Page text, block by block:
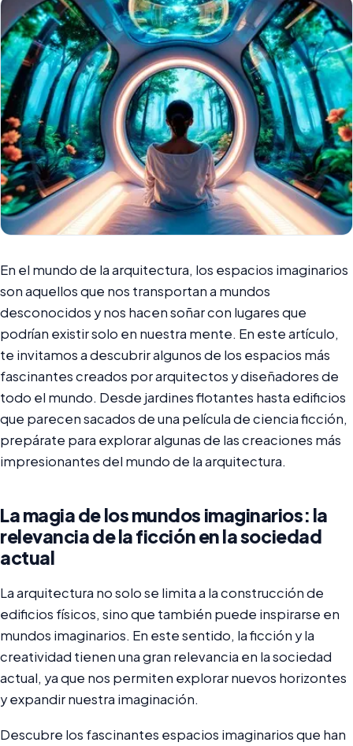
En el mundo de la arquitectura, los espacios imaginarios
son aquellos que nos transportan a mundos
desconocidos y nos hacen soñar con lugares que
podrían existir solo en nuestra mente. En este artículo,
te invitamos a descubrir algunos de los espacios más
fascinantes creados por arquitectos y diseñadores de
todo el mundo. Desde jardines flotantes hasta edificios
que parecen sacados de una película de ciencia ficción,
prepárate para explorar algunas de las creaciones más
impresionantes del mundo de la arquitectura.
La magia de los mundos imaginarios: la
relevancia de la ficción en la sociedad
actual
La arquitectura no solo se limita a la construcción de
edificios físicos, sino que también puede inspirarse en
mundos imaginarios. En este sentido, la ficción y la
creatividad tienen una gran relevancia en la sociedad
actual, ya que nos permiten explorar nuevos horizontes
y expandir nuestra imaginación.
Descubre los fascinantes espacios imaginarios que han